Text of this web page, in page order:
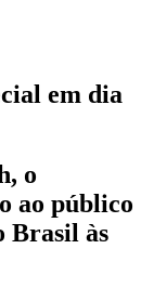
em dia
o
ao público
Brasil às